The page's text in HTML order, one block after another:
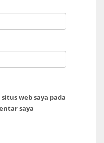
web saya pada
saya